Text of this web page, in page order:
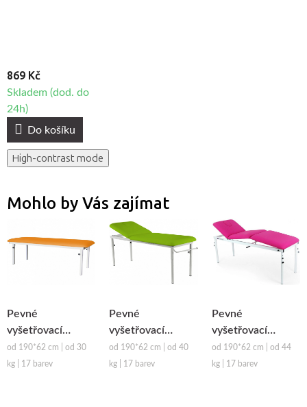
869 Kč
Skladem (dod. do
24h)
Do košíku
High-contrast mode
Mohlo by Vás zajímat
Pevné
vyšetřovací
lehátko Mobercas
CDF-10
od 190*62 cm | od 30
kg | 17 barev
Pevné
vyšetřovací
lehátko Mobercas
CDF-25
od 190*62 cm | od 40
kg | 17 barev
Pevné
vyšetřovací
lehátko Mobercas
CDF-30-PC
od 190*62 cm | od 44
kg | 17 barev